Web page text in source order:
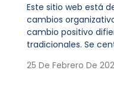
Este sitio web está
cambios
cambio positivo
tradicionales. Se
25 De Febrero De